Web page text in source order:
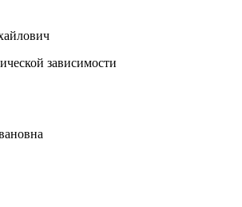
зависимости